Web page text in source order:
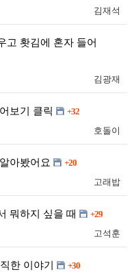
김재석
고 홧김에 혼자 들어
김광재
보기 클릭 +32
호돌이
아봤어요 +20
고래밥
뭐하지 싶을 때 +29
고석훈
한 이야기 +30